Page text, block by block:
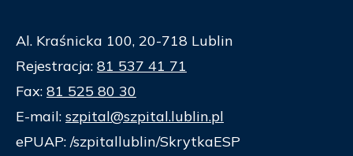
Al. Kraśnicka 100, 20-718 Lublin
Rejestracja: 81 537 41 71
Fax: 81 525 80 30
E-mail: szpital@szpital.lublin.pl
ePUAP: /szpitallublin/SkrytkaESP